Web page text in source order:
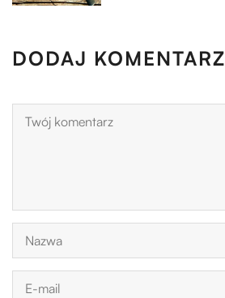
DODAJ KOMENTARZ